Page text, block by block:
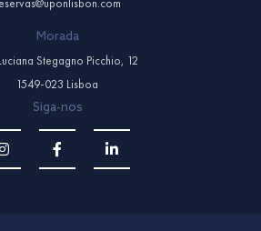
Morada
Stegagno Picchio, 12
1549-023 Lisboa
Siga-nos